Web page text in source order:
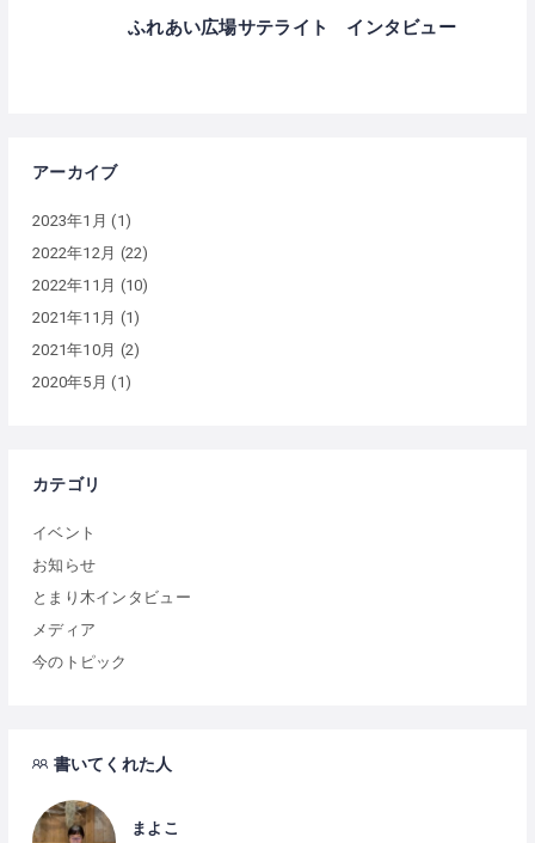
ふれあい広場サテライト インタビュー
アーカイブ
2023年1月 (1)
2022年12月 (22)
2022年11月 (10)
2021年11月 (1)
2021年10月 (2)
2020年5月 (1)
カテゴリ
イベント
お知らせ
とまり木インタビュー
メディア
今のトピック
書いてくれた人
まよこ